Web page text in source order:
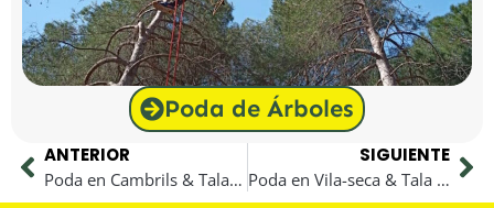
Poda de Árboles
ANTERIOR
Poda en Cambrils & Tala en Cambrils
SIGUIENTE
Poda en Vila-seca & Tala en Vila-seca